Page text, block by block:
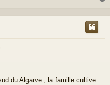
u
du Algarve , la famille cultive